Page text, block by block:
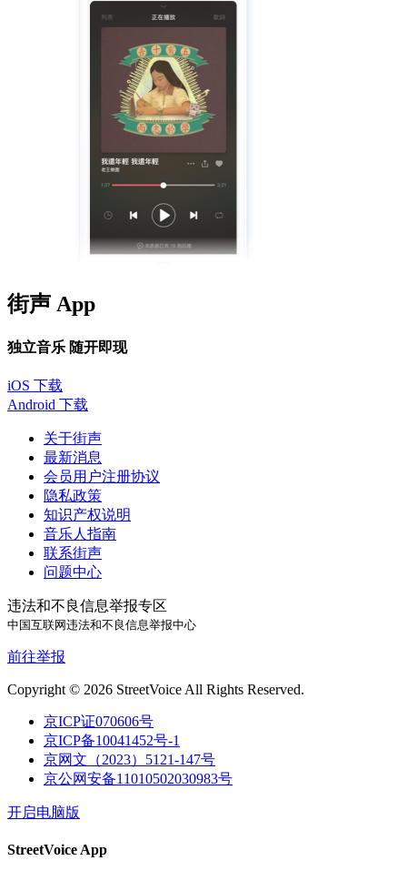
街声 App
独立音乐 随开即现
iOS 下载
Android 下载
关于街声
最新消息
会员用户注册协议
隐私政策
知识产权说明
音乐人指南
联系街声
问题中心
违法和不良信息举报专区
中国互联网违法和不良信息举报中心
前往举报
Copyright © 2026 StreetVoice All Rights Reserved.
京ICP证070606号
京ICP备10041452号-1
京网文（2023）5121-147号
京公网安备11010502030983号
开启电脑版
StreetVoice App